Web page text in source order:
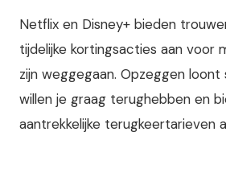
Netflix en Disney+ bieden
tijdelijke kortingsacties aan voor
zijn weggegaan. Opzeggen
willen je graag terughebben en
aantrekkelijke terugkeertarieven